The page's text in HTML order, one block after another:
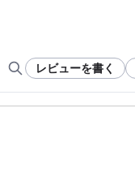
レビューを書く